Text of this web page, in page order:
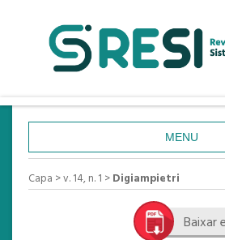
MENU
CAPA
SOBRE
Capa >v. 14, n. 1 >Digiampietri
Baixar